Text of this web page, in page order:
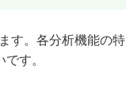
す。各分析機能の特
す。